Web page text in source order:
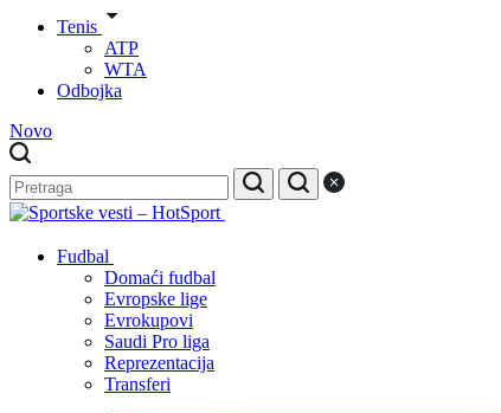
Tenis
ATP
WTA
Odbojka
Novo
Fudbal
Domaći fudbal
Evropske lige
Evrokupovi
Saudi Pro liga
Reprezentacija
Transferi